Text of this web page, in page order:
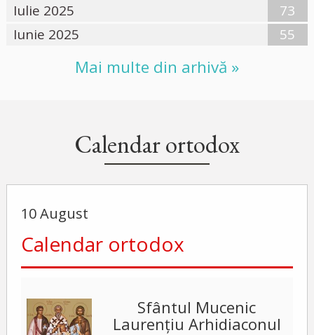
Iulie 2025
73
Iunie 2025
55
Mai multe din arhivă »
Calendar ortodox
10 August
Calendar ortodox
Sfântul Mucenic
Laurențiu Arhidiaconul